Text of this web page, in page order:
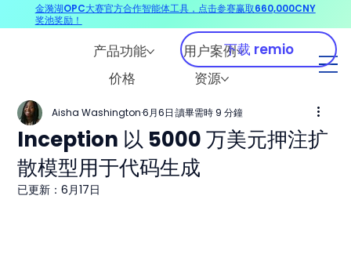
产品功能
用户案例
价格
资源
下载 remio
Inception 以 5000 万美元押注扩
散模型用于代码生成
Aisha Washington 6月6日 讀畢需時 9 分鐘
已更新：6月17日
金漪湖OPC大赛官方合作智能体工具，点击参赛赢取660,000CNY
奖池奖励！